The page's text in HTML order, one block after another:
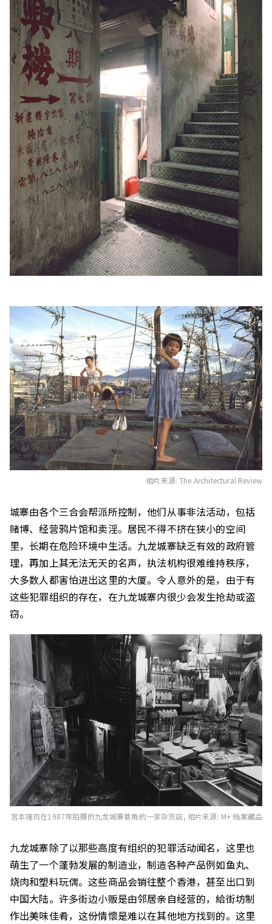
相片来源: The Architectural Review
城寨由各个三合会帮派所控制，他们从事非法活动，包括
赌博、经营鸦片馆和卖淫。居民不得不挤在狭小的空间
里，长期在危险环境中生活。九龙城寨缺乏有效的政府管
理，再加上其无法无天的名声，执法机构很难维持秩序，
大多数人都害怕进出这里的大厦。令人意外的是，由于有
这些犯罪组织的存在，在九龙城寨内很少会发生抢劫或盗
窃。
宮本隆司在1987年拍摄的九龙城寨巷角的一家杂货店, 相片来源: M+ 档案藏品
九龙城寨除了以那些高度有组织的犯罪活动闻名，这里也
萌生了一个蓬勃发展的制造业，制造各种产品例如鱼丸、
烧肉和塑料玩偶。这些商品会销往整个香港，甚至出口到
中国大陆。许多街边小贩是由邻居亲自经营的，給街坊制
作出美味佳肴，这份情懷是难以在其他地方找到的。这里